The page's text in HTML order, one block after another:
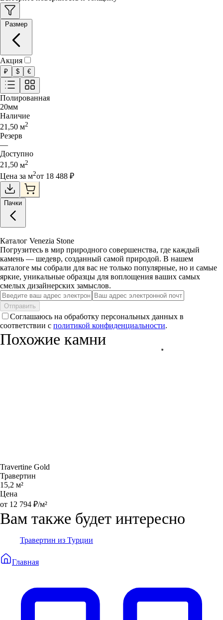
Акция
₽ $ €
Полированная
20мм
Наличие
21,50 м2
Резерв
—
Доступно
21,50 м2
Цена за м2от 18 488 ₽
Пачки
Каталог Venezia Stone
Погрузитесь в мир природного совершенства, где каждый
камень — шедевр, созданный самой природой. В нашем
каталоге мы собрали для вас не только популярные, но и самые
яркие, уникальные образцы для воплощения ваших самых
смелых дизайнерских замыслов.
Отправить
Соглашаюсь на обработку персональных данных в
соответствии с политикой конфиденциальности.
Похожие камни
Travertine Gold
Травертин
15,2 м²
Цена
от 12 794 ₽/м²
Вам также будет интересно
Травертин из Турции
Главная